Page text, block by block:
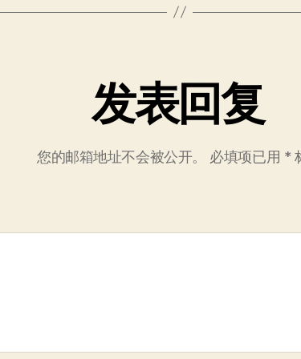
发表回复
您的邮箱地址不会被公开。 必填项已用 *